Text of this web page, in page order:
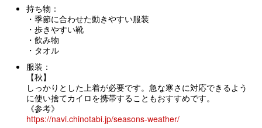
持ち物：
・季節に合わせた動きやすい服装
・歩きやすい靴
・飲み物
・タオル
服装：
【秋】
しっかりとした上着が必要です。急な寒さに対応できるよう
に使い捨てカイロを携帯することもおすすめです。
《参考》
https://navi.chinotabi.jp/seasons-weather/